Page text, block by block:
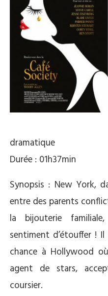
dramatique
Durée : 01h37min
Synopsis : New York,
entre des parents
la bijouterie
sentiment d’étouffer !
chance à Hollywood
agent de stars,
coursier.